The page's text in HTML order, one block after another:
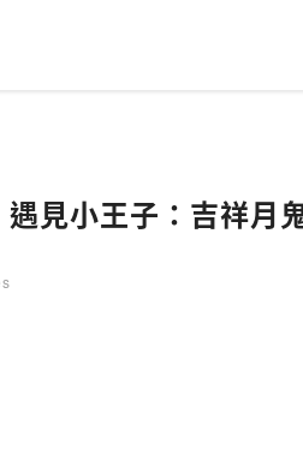
見小王子：吉祥月